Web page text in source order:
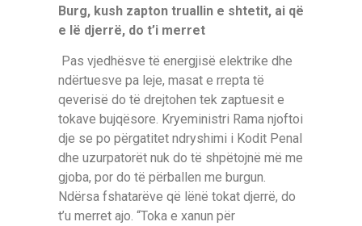
Burg, kush zapton truallin e shtetit, ai që
e lë djerrë, do t’i merret
Pas vjedhësve të energjisë elektrike dhe
ndërtuesve pa leje, masat e rrepta të
qeverisë do të drejtohen tek zaptuesit e
tokave bujqësore. Kryeministri Rama njoftoi
dje se po përgatitet ndryshimi i Kodit Penal
dhe uzurpatorët nuk do të shpëtojnë më me
gjoba, por do të përballen me burgun.
Ndërsa fshatarëve që lënë tokat djerrë, do
t’u merret ajo. “Toka e xanun për